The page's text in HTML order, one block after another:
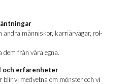
and­ra män­ni­skor, kar­riär­vä­gar, rol­
dem från våra egna.
och erfarenheter
vi med­vet­na om möns­ter och vi